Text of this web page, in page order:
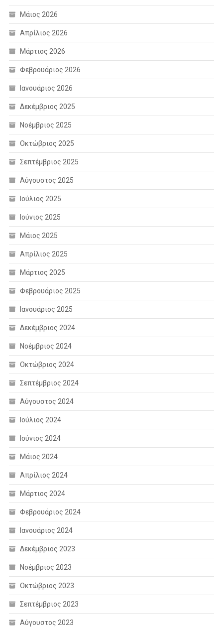
Μάιος 2026
Απρίλιος 2026
Μάρτιος 2026
Φεβρουάριος 2026
Ιανουάριος 2026
Δεκέμβριος 2025
Νοέμβριος 2025
Οκτώβριος 2025
Σεπτέμβριος 2025
Αύγουστος 2025
Ιούλιος 2025
Ιούνιος 2025
Μάιος 2025
Απρίλιος 2025
Μάρτιος 2025
Φεβρουάριος 2025
Ιανουάριος 2025
Δεκέμβριος 2024
Νοέμβριος 2024
Οκτώβριος 2024
Σεπτέμβριος 2024
Αύγουστος 2024
Ιούλιος 2024
Ιούνιος 2024
Μάιος 2024
Απρίλιος 2024
Μάρτιος 2024
Φεβρουάριος 2024
Ιανουάριος 2024
Δεκέμβριος 2023
Νοέμβριος 2023
Οκτώβριος 2023
Σεπτέμβριος 2023
Αύγουστος 2023